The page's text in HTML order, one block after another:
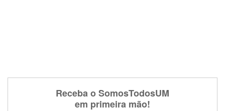
Receba o SomosTodosUM
em primeira mão!